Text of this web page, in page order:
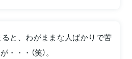
と、わがままな人ばかりで苦
・・（笑）。